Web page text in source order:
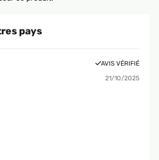
pays
AVIS VÉRIFIÉ
21/10/2025